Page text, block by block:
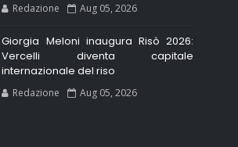
Redazione Aug 05, 2026
Giorgia Meloni inaugura Risò 2026:
Vercelli diventa capitale
internazionale del riso
Redazione Aug 05, 2026